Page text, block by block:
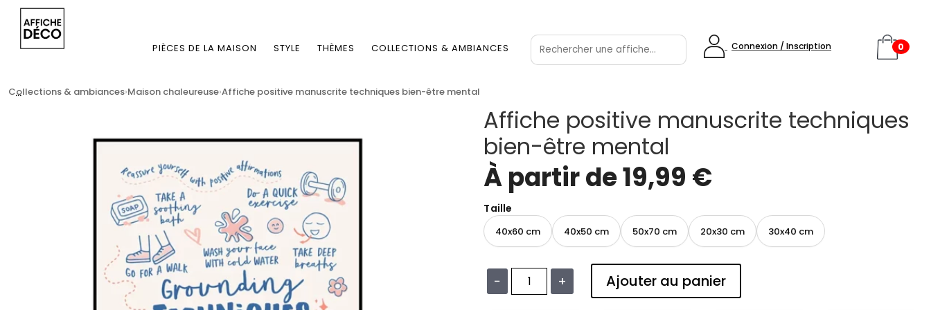
PIÈCES DE LA MAISON STYLE THÈMES COLLECTIONS & AMBIANCES Connexion / Inscription 0
...
Collections & ambiances Maison chaleureuse Affiche positive manuscrite techniques bien-être mental
Affiche positive manuscrite techniques
bien-être mental
À partir de19,99 €
Taille
40x60 cm 40x50 cm 50x70 cm 20x30 cm 30x40 cm
− + Ajouter au panier